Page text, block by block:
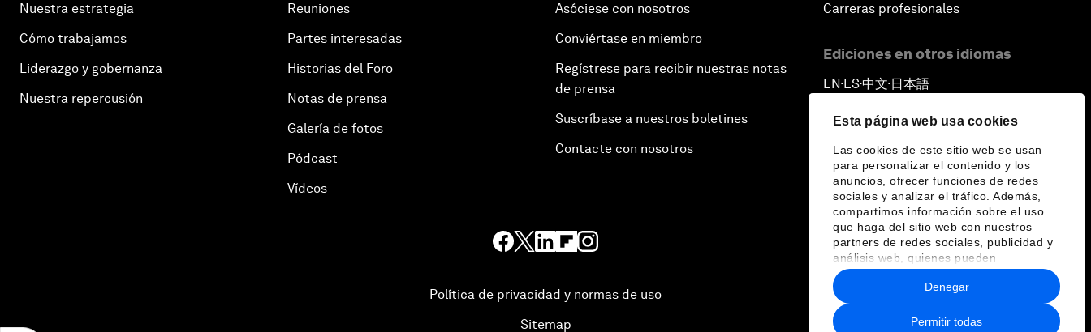
Esta página web usa cookies
Las cookies de este sitio web se usan
para personalizar el contenido y los
anuncios, ofrecer funciones de redes
sociales y analizar el tráfico. Además,
compartimos información sobre el uso
que haga del sitio web con nuestros
partners de redes sociales, publicidad y
análisis web, quienes pueden
combinarla con otra información que les
haya proporcionado o que hayan
recopilado a partir del uso que haya
hecho de sus servicios.
Permitir todas
Denegar
Nuestra estrategia
Cómo trabajamos
Liderazgo y gobernanza
Nuestra repercusión
Reuniones
Partes interesadas
Historias del Foro
Notas de prensa
Galería de fotos
Pódcast
Vídeos
Asóciese con nosotros
Conviértase en miembro
Regístrese para recibir nuestras notas
de prensa
Suscríbase a nuestros boletines
Contacte con nosotros
Carreras profesionales
Ediciones en otros idiomas
EN ▪ ES▪中文▪ 日本語
Política de privacidad y normas de uso
Sitemap